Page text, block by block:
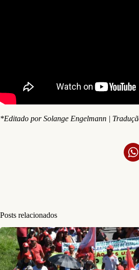
*Editado por Solange Engelmann |
Posts relacionados